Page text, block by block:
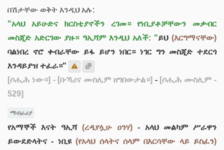
በሽታቸው ወቅት እንዲህ አሉ:
"አላህ አይሁድና ክርስቲያኖችን ረገመ። የነቢያቶቻቸውን መቃብር
መስጂድ አድርገው ያዙ። ዓኢሻም እንዲህ አለች: "ይህ(እርግማናቸው)
ባልነበረ ኖሮ ቀብራቸው ይፋ ይሆን ነበር። ነገር ግን መስጂድ ተደርጎ
እንዳይያዝ ተፈራ።"
[ሶሒሕ ነው።] - [ቡኻሪና ሙስሊም ዘግበውታል።] - [ሶሒሕ ሙስሊም -
529]
ማብራሪያ
የአማኞች እናት ዓኢሻ(ረዲየሏሁ ዐንሃ)- አላህ መልካም ሥራዋን
ይውደድላትና - ነቢዩ(የአላህ ሰላትና ሰላም በእርሳቸው ላይ ይስፈን)